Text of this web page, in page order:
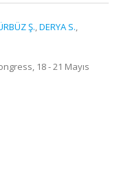
Ş.,DERYA S.,
18 - 21 Mayıs